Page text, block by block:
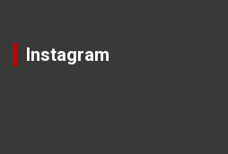
Instagram